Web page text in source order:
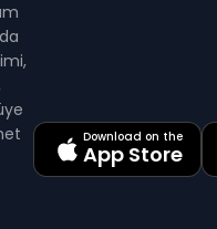
Download on the
App Store